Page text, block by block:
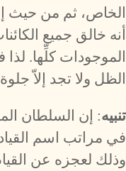
الخاص، ثم من حيث
أنه خالق جميع
الموجودات كلِّها.
الظل ولا تجد إلاّ
تنبيه: إن السلطان
في مراتب اسم
وذلك لعجزه عن